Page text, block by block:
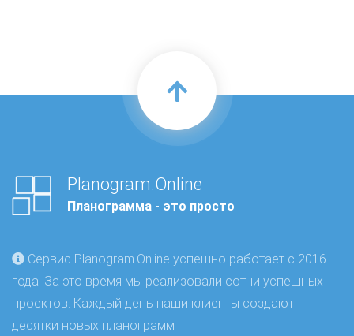
Planogram.Online
Планограмма - это просто
Сервис Planogram.Online успешно работает с 2016
года. За это время мы реализовали сотни успешных
проектов. Каждый день наши клиенты создают
десятки новых планограмм